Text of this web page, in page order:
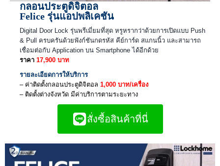
กลอนประตูดิจิตอล
Felice รุ่นแอปพลิเคชัน
Digital Door Lock รุ่นพรีเมี่ยมที่สุด หรูหรากว่าด้วยการเปิดแบบ Push
& Pull ครบครันด้วยฟังก์ชันกดรหัส คีย์การ์ด สแกนนิ้ว และสามารถ
เชื่อมต่อกับ Application บน Smartphone ได้อีกด้วย
ราคา 17,900 บาท
รายละเอียดการให้บริการ
– ค่าติดตั้งกลอนประตูดิจิตอล 1,000 บาท/เครื่อง
– ติดตั้งต่างจังหวัด มีค่าบริการตามระยะทาง
สั่งซื้อสินค้าที่นี่